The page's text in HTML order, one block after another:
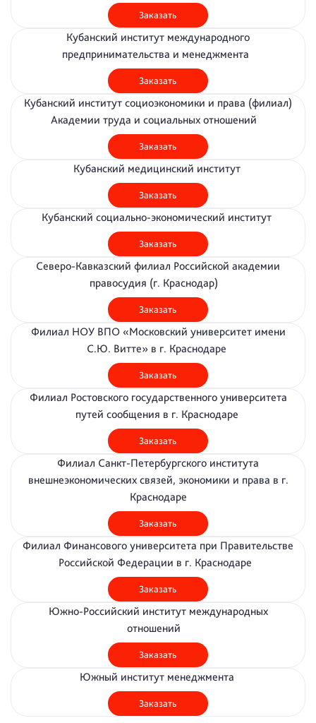
Заказать
Кубанский институт международного
предпринимательства и менеджмента
Заказать
Кубанский институт социоэкономики и права (филиал)
Академии труда и социальных отношений
Заказать
Кубанский медицинский институт
Заказать
Кубанский социально-экономический институт
Заказать
Северо-Кавказский филиал Российской академии
правосудия (г. Краснодар)
Заказать
Филиал НОУ ВПО «Московский университет имени
С.Ю. Витте» в г. Краснодаре
Заказать
Филиал Ростовского государственного университета
путей сообщения в г. Краснодаре
Заказать
Филиал Санкт-Петербургского института
внешнеэкономических связей, экономики и права в г.
Краснодаре
Заказать
Филиал Финансового университета при Правительстве
Российской Федерации в г. Краснодаре
Заказать
Южно-Российский институт международных
отношений
Заказать
Южный институт менеджмента
Заказать